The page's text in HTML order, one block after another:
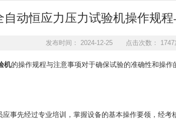
自动恒应力压力试验机操作规
发布时间： 2024-12-25 点击次数： 1747
机的操作规程与注意事项对于确保试验的准确性和操
先经过专业培训，掌握设备的基本操作要领，经考